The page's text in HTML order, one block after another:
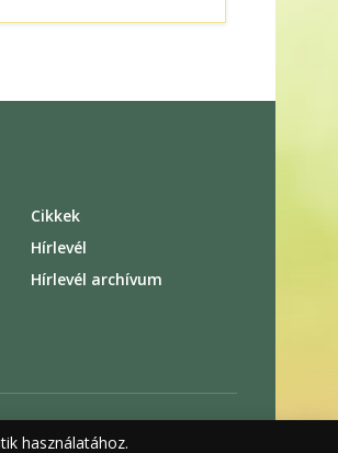
Cikkek
Hírlevél
Hírlevél archívum
használatához.